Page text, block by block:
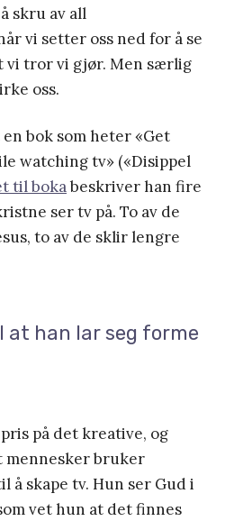
skru av all
vi setter oss ned for å se
vi tror vi gjør. Men særlig
oss.
bok som heter «Get
watching tv» («Disippel
til bokabeskriver han fire
ser tv på. To av de
to av de sklir lengre
at han lar seg forme
pris på det kreative, og
mennesker bruker
å skape tv. Hun ser Gud i
vet hun at det finnes